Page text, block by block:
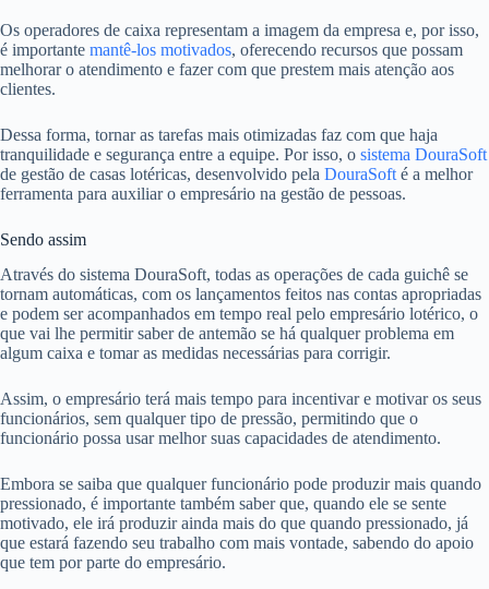
Os operadores de caixa representam a imagem da empresa e, por isso,
é importante mantê-los motivados, oferecendo recursos que possam
melhorar o atendimento e fazer com que prestem mais atenção aos
clientes.
Dessa forma, tornar as tarefas mais otimizadas faz com que haja
tranquilidade e segurança entre a equipe. Por isso, o sistema DouraSoft
de gestão de casas lotéricas, desenvolvido pela DouraSoft é a melhor
ferramenta para auxiliar o empresário na gestão de pessoas.
Sendo assim
Através do sistema DouraSoft, todas as operações de cada guichê se
tornam automáticas, com os lançamentos feitos nas contas apropriadas
e podem ser acompanhados em tempo real pelo empresário lotérico, o
que vai lhe permitir saber de antemão se há qualquer problema em
algum caixa e tomar as medidas necessárias para corrigir.
Assim, o empresário terá mais tempo para incentivar e motivar os seus
funcionários, sem qualquer tipo de pressão, permitindo que o
funcionário possa usar melhor suas capacidades de atendimento.
Embora se saiba que qualquer funcionário pode produzir mais quando
pressionado, é importante também saber que, quando ele se sente
motivado, ele irá produzir ainda mais do que quando pressionado, já
que estará fazendo seu trabalho com mais vontade, sabendo do apoio
que tem por parte do empresário.